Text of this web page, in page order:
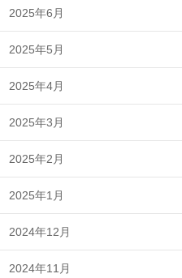
2025年6月
2025年5月
2025年4月
2025年3月
2025年2月
2025年1月
2024年12月
2024年11月